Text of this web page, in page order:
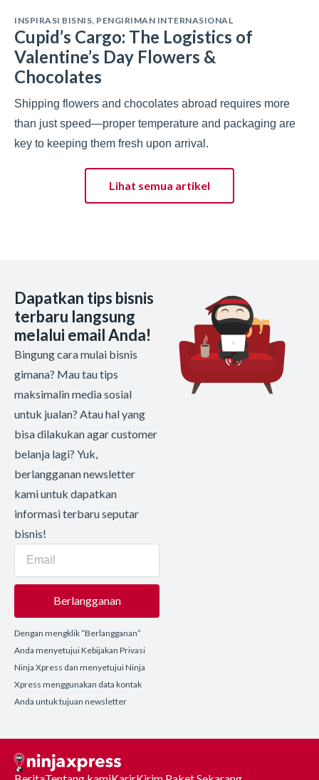
INSPIRASI BISNIS PENGIRIMAN INTERNASIONAL
Cupid’s Cargo: The Logistics of
Valentine’s Day Flowers &
Chocolates
Shipping flowers and chocolates abroad requires more
than just speed—proper temperature and packaging are
key to keeping them fresh upon arrival.
Lihat semua artikel
Dapatkan tips bisnis
terbaru langsung
melalui email Anda!
Bingung cara mulai bisnis
gimana? Mau tau tips
maksimalin media sosial
untuk jualan? Atau hal yang
bisa dilakukan agar customer
belanja lagi? Yuk,
berlangganan newsletter
kami untuk dapatkan
informasi terbaru seputar
bisnis!
Berlangganan
Dengan mengklik “Berlangganan”
Anda menyetujui Kebijakan Privasi
Ninja Xpress dan menyetujui Ninja
Xpress menggunakan data kontak
Anda untuk tujuan newsletter